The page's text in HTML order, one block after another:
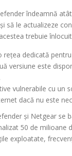
îndeamnă
să le actualizeze
trebuie
dedicată
versiune este
vulnerabile cu un
dacă nu este
și Netgear se
50 de
exploatate,